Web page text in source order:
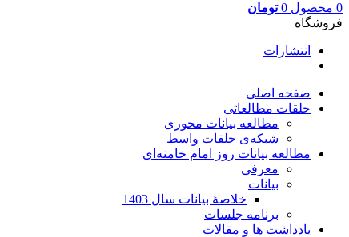
0 محصول 0 تومان
فروشگاه
انتشارات
صفحه اصلی
حلقات مطالعاتی
مطالعه بیانات محوری
شبکه‌ی حلقات واسط
مطالعه بیانات روز امام خامنه‌ای
معرفی
بیانات
خلاصۀ بیانات سال 1403
برنامه جلسات
یادداشت ها و مقالات